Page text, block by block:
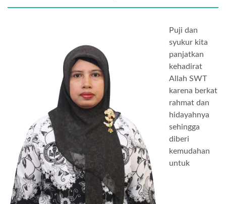
Puji dan
syukur kita
panjatkan
kehadirat
Allah SWT
karena berkat
rahmat dan
hidayahnya
sehingga
diberi
kemudahan
untuk